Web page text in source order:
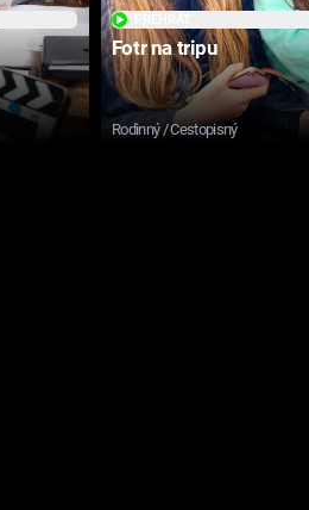
Fotr na tripu
Rodinný / Cestopisný